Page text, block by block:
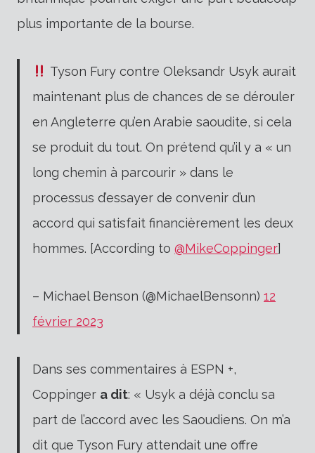
plus importante de la bourse.
Tyson Fury contre Oleksandr Usyk aurait
maintenant plus de chances de se dérouler
en Angleterre qu’en Arabie saoudite, si cela
se produit du tout. On prétend qu’il y a « un
long chemin à parcourir » dans le
processus d’essayer de convenir d’un
accord qui satisfait financièrement les deux
hommes. [According to @MikeCoppinger]
– Michael Benson (@MichaelBensonn) 12
février 2023
Dans ses commentaires à ESPN +,
Coppinger a dit: « Usyk a déjà conclu sa
part de l’accord avec les Saoudiens. On m’a
dit que Tyson Fury attendait une offre